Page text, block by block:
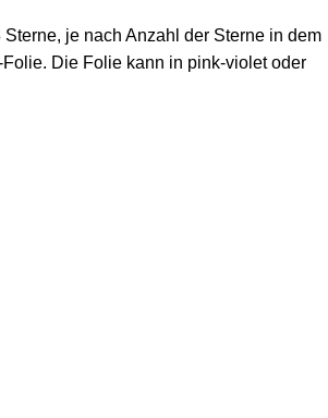
je nach Anzahl der Sterne in dem
Die Folie kann in pink-violet oder